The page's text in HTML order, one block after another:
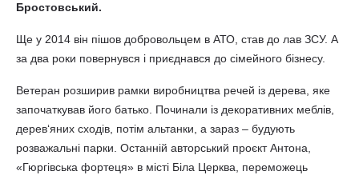
Бростовський.
Ще у 2014 він пішов добровольцем в АТО, став до лав ЗСУ. А
за два роки повернувся і приєднався до сімейного бізнесу.
Ветеран розширив рамки виробництва речей із дерева, яке
започаткував його батько. Починали із декоративних меблів,
дерев‘яних сходів, потім альтанки, а зараз – будують
розважальні парки. Останній авторський проєкт Антона,
«Гюргівська фортеця» в місті Біла Церква, переможець